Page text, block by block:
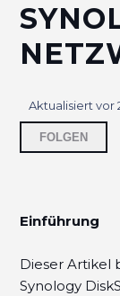
MQA Musik
TIDAL
Der
lokalen
Auf die
zugreifen
Warum
fertiggestellt
Aktualisiertvor
FOLGEN
Einführung
Dieser Artikel
Synology